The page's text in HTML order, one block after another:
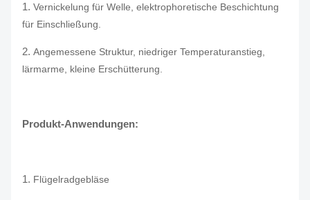
1. Vernickelung für Welle, elektrophoretische Beschichtung
für Einschließung.
2. Angemessene Struktur, niedriger Temperaturanstieg,
lärmarme, kleine Erschütterung.
Produkt-Anwendungen:
1. Flügelradgebläse